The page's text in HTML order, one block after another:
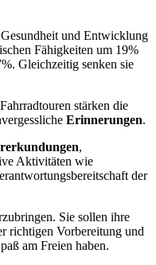
und Entwicklung
Fähigkeiten um 19%
Gleichzeitig senken sie
stärken die
Erinnerungen.
,
Aktivitäten wie
der
Sie sollen ihre
richtigen Vorbereitung und
am Freien haben.